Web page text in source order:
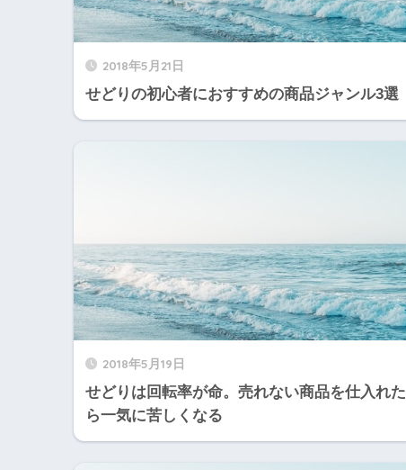
2018年5月21日
せどりの初心者におすすめの商品ジャンル3選
2018年5月19日
せどりは回転率が命。売れない商品を仕入れた
ら一気に苦しくなる